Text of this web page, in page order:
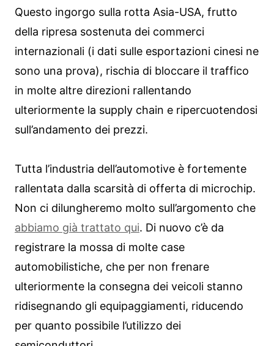
Questo ingorgo sulla rotta Asia-USA, frutto
della ripresa sostenuta dei commerci
internazionali (i dati sulle esportazioni cinesi ne
sono una prova), rischia di bloccare il traffico
in molte altre direzioni rallentando
ulteriormente la supply chain e ripercuotendosi
sull’andamento dei prezzi.
Tutta l’industria dell’automotive è fortemente
rallentata dalla scarsità di offerta di microchip.
Non ci dilungheremo molto sull’argomento che
abbiamo già trattato qui. Di nuovo c’è da
registrare la mossa di molte case
automobilistiche, che per non frenare
ulteriormente la consegna dei veicoli stanno
ridisegnando gli equipaggiamenti, riducendo
per quanto possibile l’utilizzo dei